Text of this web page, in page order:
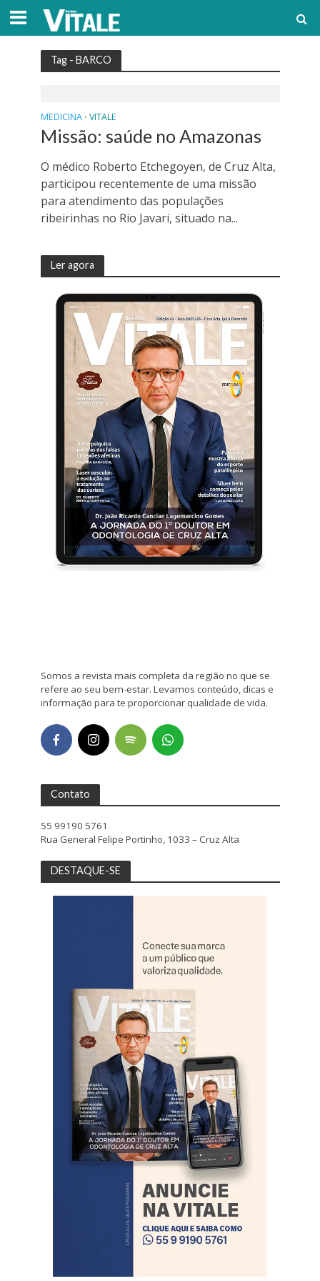
Tag - BARCO
MEDICINA • VITALE
Missão: saúde no Amazonas
O médico Roberto Etchegoyen, de Cruz Alta,
participou recentemente de uma missão
para atendimento das populações
ribeirinhas no Rio Javari, situado na...
Ler agora
Somos a revista mais completa da região no que se
refere ao seu bem-estar. Levamos conteúdo, dicas e
informação para te proporcionar qualidade de vida.
Contato
55 99190 5761
Rua General Felipe Portinho, 1033 – Cruz Alta
DESTAQUE-SE